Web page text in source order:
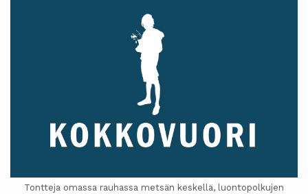
Tontteja omassa rauhassa metsän keskellä, luontopolkujen